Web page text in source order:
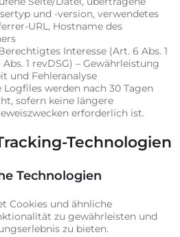
und -version, verwendetes
URL, Hostname des
Interesse (Art. 6 Abs. 1
1 revDSG) – Gewährleistung
und Fehleranalyse
Logfiles werden nach 30 Tagen
sofern keine längere
erforderlich ist.
Technologien
Technologien
Cookies und ähnliche
zu gewährleisten und
zu bieten.